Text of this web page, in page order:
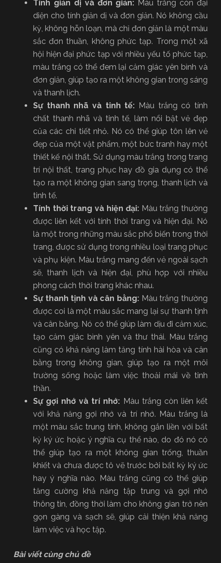
Tính giản dị và đơn giản: Màu trắng còn đại
diện cho tính giản dị và đơn giản. Nó không cầu
kỳ, không hỗn loạn, mà chỉ đơn giản là một màu
sắc đơn thuần, không phức tạp. Trong một xã
hội hiện đại phức tạp với nhiều yếu tố phức tạp,
màu trắng có thể đem lại cảm giác yên bình và
đơn giản, giúp tạo ra một không gian trong sáng
và thanh lịch.
Sự thanh nhã và tinh tế: Màu trắng có tính
chất thanh nhã và tinh tế, làm nổi bật vẻ đẹp
của các chi tiết nhỏ. Nó có thể giúp tôn lên vẻ
đẹp của một vật phẩm, một bức tranh hay một
thiết kế nội thất. Sử dụng màu trắng trong trang
trí nội thất, trang phục hay đồ gia dụng có thể
tạo ra một không gian sang trọng, thanh lịch và
tinh tế.
Tính thời trang và hiện đại:Màu trắng thường
được liên kết với tính thời trang và hiện đại. Nó
là một trong những màu sắc phổ biến trong thời
trang, được sử dụng trong nhiều loại trang phục
và phụ kiện. Màu trắng mang đến vẻ ngoài sạch
sẽ, thanh lịch và hiện đại, phù hợp với nhiều
phong cách thời trang khác nhau.
Sự thanh tịnh và cân bằng: Màu trắng thường
được coi là một màu sắc mang lại sự thanh tịnh
và cân bằng. Nó có thể giúp làm dịu đi cảm xúc,
tạo cảm giác bình yên và thư thái. Màu trắng
cũng có khả năng làm tăng tính hài hòa và cân
bằng trong không gian, giúp tạo ra một môi
trường sống hoặc làm việc thoải mái về tinh
thần.
Sự gợi nhớ và trí nhớ: Màu trắng còn liên kết
với khả năng gợi nhớ và trí nhớ. Màu trắng là
một màu sắc trung tính, không gắn liền với bất
kỳ ký ức hoặc ý nghĩa cụ thể nào, do đó nó có
thể giúp tạo ra một không gian trống, thuần
khiết và chưa được tô vẽ trước bởi bất kỳ ký ức
hay ý nghĩa nào. Màu trắng cũng có thể giúp
tăng cường khả năng tập trung và gợi nhớ
thông tin, đồng thời làm cho không gian trở nên
gọn gàng và sạch sẽ, giúp cải thiện khả năng
làm việc và học tập.
Bài viết cùng chủ đề